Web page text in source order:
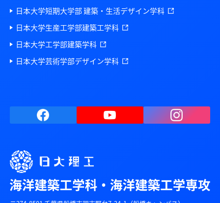
日本大学短期大学部 建築・生活デザイン学科
日本大学生産工学部建築工学科
日本大学工学部建築学科
日本大学芸術学部デザイン学科